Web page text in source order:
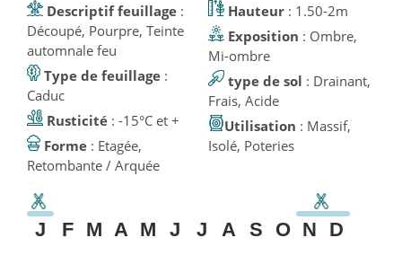
Descriptif feuillage :
Découpé, Pourpre, Teinte
automnale feu
Type de feuillage :
Caduc
Rusticité : -15°C et +
Forme : Etagée,
Retombante / Arquée
Hauteur: 1.50-2m
Exposition : Ombre,
Mi-ombre
type de sol : Drainant,
Frais, Acide
Utilisation : Massif,
Isolé, Poteries
J F M A M J J A S O N D